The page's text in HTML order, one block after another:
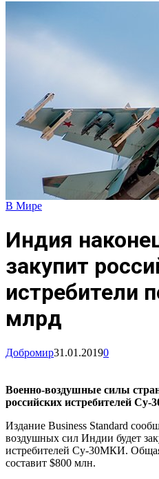
В Мире
Индия
закупит
истребители
млрд
Добромир31.01.20190
Военно-воздушные силы
российских истребителей
Издание Business Standard
воздушных сил Индии будет
истребителей Су-30МКИ.
составит $800 млн.